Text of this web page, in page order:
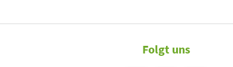
Folgt uns